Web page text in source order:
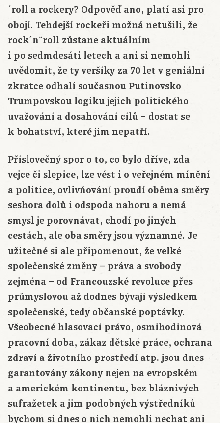
´roll a rockery? Odpověď ano, platí asi pro
obojí. Tehdejší rockeři možná netušili, že
rock´n¨roll zůstane aktuálním
i po sedmdesáti letech a ani si nemohli
uvědomit, že ty veršíky za 70 let v geniální
zkratce odhalí současnou Putinovsko
Trumpovskou logiku jejich politického
uvažování a dosahování cílů – dostat se
k bohatství, které jim nepatří.
Příslovečný spor o to, co bylo dříve, zda
vejce či slepice, lze vést i o veřejném mínění
a politice, ovlivňování proudí oběma směry
seshora dolů i odspoda nahoru a nemá
smysl je porovnávat, chodí po jiných
cestách, ale oba směry jsou významné. Je
užitečné si ale připomenout, že velké
společenské změny – práva a svobody
zejména – od Francouzské revoluce přes
průmyslovou až dodnes bývají výsledkem
společenské, tedy občanské poptávky.
Všeobecné hlasovací právo, osmihodinová
pracovní doba, zákaz dětské práce, ochrana
zdraví a životního prostředí atp. jsou dnes
garantovány zákony nejen na evropském
a americkém kontinentu, bez bláznivých
sufražetek a jim podobných výstředníků
bychom si dnes o nich nemohli nechat ani